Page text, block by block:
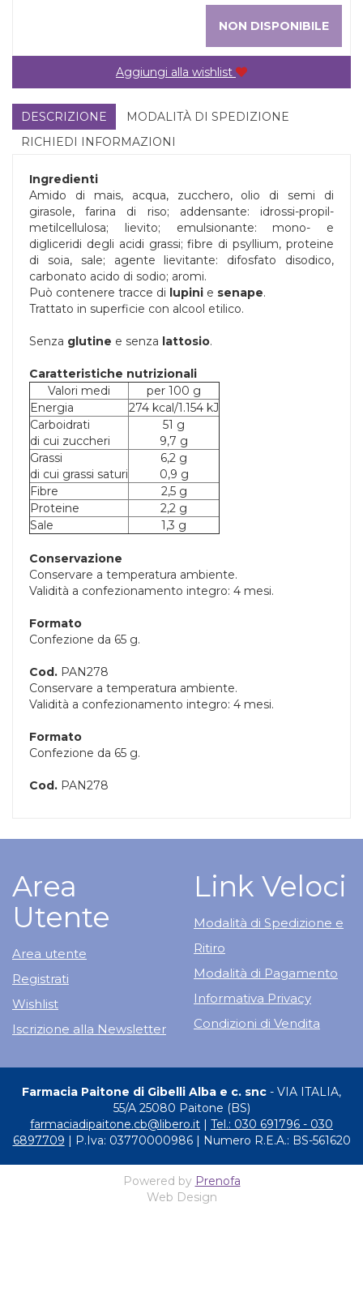
NON DISPONIBILE
Aggiungi alla wishlist
DESCRIZIONE
MODALITÀ DI SPEDIZIONE
RICHIEDI INFORMAZIONI
Ingredienti
Amido di mais, acqua, zucchero, olio di semi di
girasole, farina di riso; addensante: idrossi-propil-
metilcellulosa; lievito; emulsionante: mono- e
digliceridi degli acidi grassi; fibre di psyllium, proteine
di soia, sale; agente lievitante: difosfato disodico,
carbonato acido di sodio; aromi.
Può contenere tracce di lupini e senape.
Trattato in superficie con alcool etilico.
Senza glutine e senza lattosio.
Caratteristiche nutrizionali
Valori medi
per 100 g
Energia
274 kcal/1.154 kJ
Carboidrati
di cui zuccheri
51 g
9,7 g
Grassi
di cui grassi saturi
6,2 g
0,9 g
Fibre
2,5 g
Proteine
2,2 g
Sale
1,3 g
Conservazione
Conservare a temperatura ambiente.
Validità a confezionamento integro: 4 mesi.
Formato
Confezione da 65 g.
Cod. PAN278
Conservare a temperatura ambiente.
Validità a confezionamento integro: 4 mesi.
Formato
Confezione da 65 g.
Cod. PAN278
Area
Utente
Area utente
Registrati
Wishlist
Iscrizione alla Newsletter
Link Veloci
Modalità di Spedizione e
Ritiro
Modalità di Pagamento
Informativa Privacy
Condizioni di Vendita
Farmacia Paitone di Gibelli Alba e c. snc - VIA ITALIA,
55/A 25080 Paitone (BS)
farmaciadipaitone.cb@libero.it
Tel.: 030 691796 - 030
6897709 | P.Iva: 03770000986 | Numero R.E.A.: BS-561620
Powered by Prenofa
Web Design